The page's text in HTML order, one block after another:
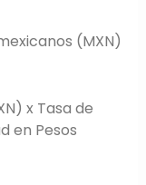
(MXN)
x Tasa de
en Pesos